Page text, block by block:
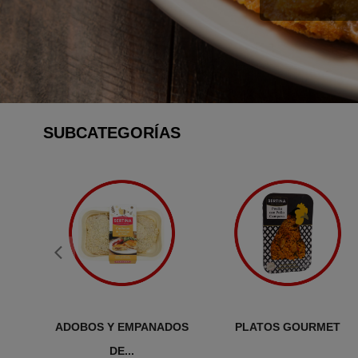
SUBCATEGORÍAS
ADOBOS Y EMPANADOS
DE...
PLATOS GOURMET